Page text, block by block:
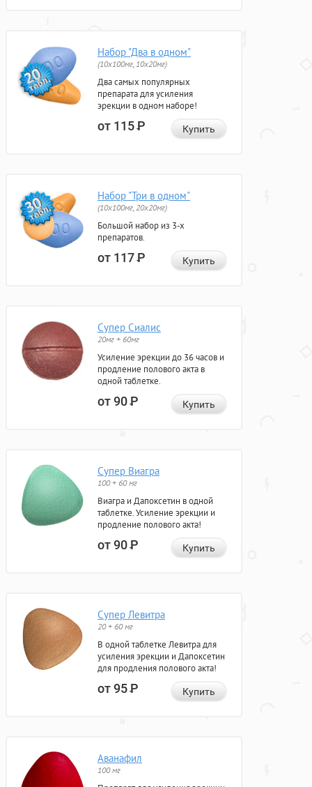
Набор "Два в одном"
(10x100мг, 10x20мг)
Два самых популярных
препарата для усиления
эрекции в одном наборе!
от 115Р Купить
Набор "Три в одном"
(10x100мг, 20x20мг)
Большой набор из 3-х
препаратов.
от 117Р Купить
Супер Сиалис
20мг + 60мг
Усиление эрекции до 36 часов и
продление полового акта в
одной таблетке.
от 90Р Купить
Супер Виагра
100 + 60 мг
Виагра и Дапоксетин в одной
таблетке. Усиление эрекции и
продление полового акта!
от 90Р Купить
Супер Левитра
20 + 60 мг
В одной таблетке Левитра для
усиления эрекции и Дапоксетин
для продления полового акта!
от 95Р Купить
Аванафил
100 мг